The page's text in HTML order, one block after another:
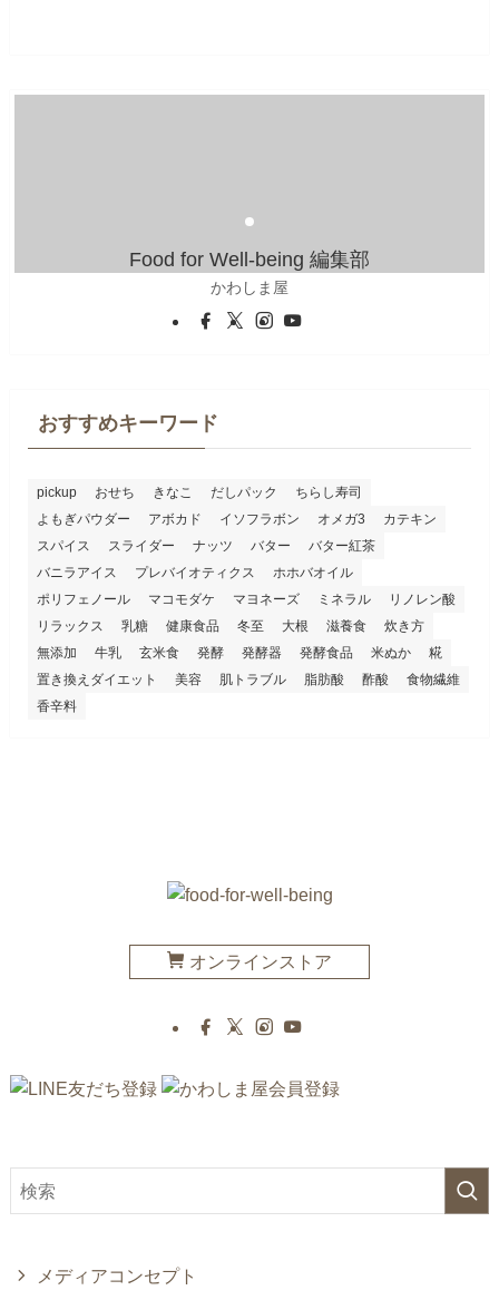
Food for Well-being 編集部
かわしま屋
おすすめキーワード
pickup おせち きなこ だしパック
ちらし寿司
よもぎパウダー
アボカド イソフラボン オメガ3
カテキン
スパイス
スライダー ナッツ バター
バター紅茶
バニラアイス
プレバイオティクス
ホホバオイル
ポリフェノール
マコモダケ マヨネーズ ミネラル
リノレン酸
リラックス
乳糖 健康食品 冬至 大根 滋養食
炊き方
無添加
牛乳 玄米食 発酵 発酵器 発酵食品 米ぬか
糀
置き換えダイエット
美容 肌トラブル 脂肪酸 酢酸
食物繊維
香辛料
オンラインストア
メディアコンセプト